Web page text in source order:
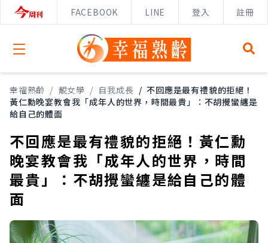
FACEBOOK LINE 登入 註冊
Open menu
幸福熟齡 / 靚女學 / 自我成長 / 不回應是最有禮貌的拒絕！
黃仁勳晚宴教會我「成年人的世界，時間最貴」：不胡攪蠻纏是
給自己的體面
不回應是最有禮貌的拒絕！黃仁勳
晚宴教會我「成年人的世界，時間
最貴」：不胡攪蠻纏是給自己的體
面